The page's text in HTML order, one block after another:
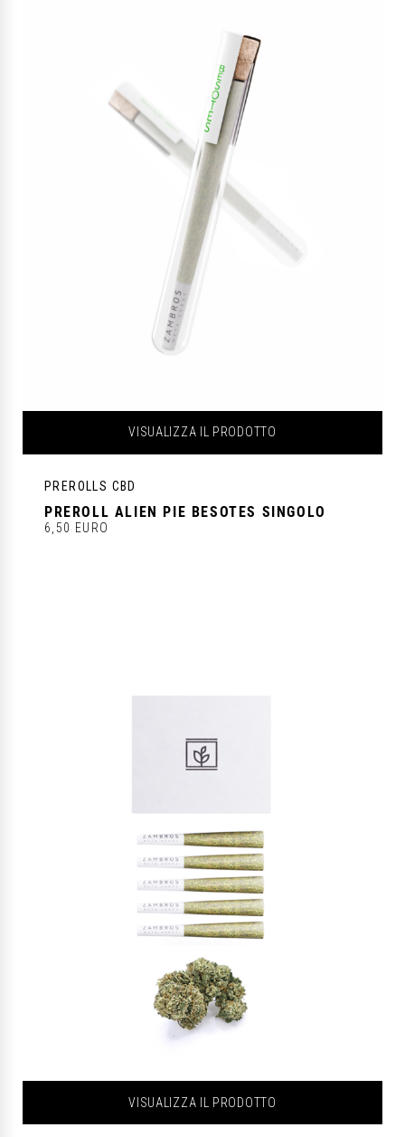
VISUALIZZA IL PRODOTTO
PREROLLS CBD
PREROLL ALIEN PIE BESOTES SINGOLO
6,50 EURO
VISUALIZZA IL PRODOTTO